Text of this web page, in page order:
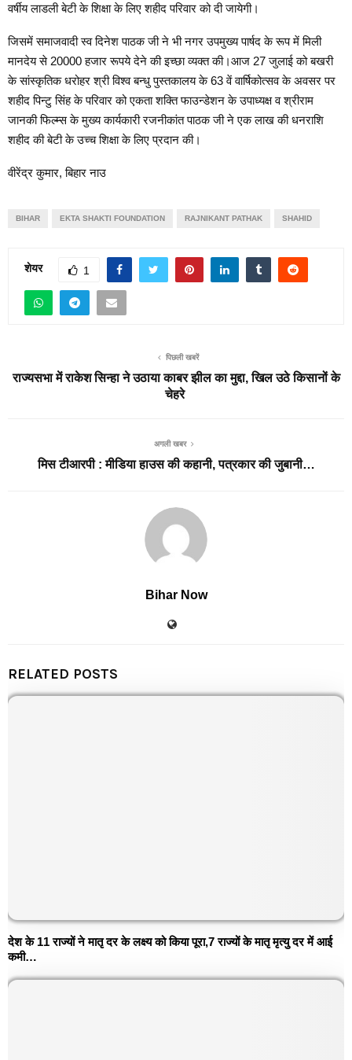
वर्षीय लाडली बेटी के शिक्षा के लिए शहीद परिवार को दी जायेगी।
जिसमें समाजवादी स्व दिनेश पाठक जी ने भी नगर उपमुख्य पार्षद के रूप में मिली
मानदेय से 20000 हजार रूपये देने की इच्छा व्यक्त की।आज 27 जुलाई को बखरी
के सांस्कृतिक धरोहर श्री विश्व बन्धु पुस्तकालय के 63 वें वार्षिकोत्सव के अवसर पर
शहीद पिन्टु सिंह के परिवार को एकता शक्ति फाउन्डेशन के उपाध्यक्ष व श्रीराम
जानकी फिल्म्स के मुख्य कार्यकारी रजनीकांत पाठक जी ने एक लाख की धनराशि
शहीद की बेटी के उच्च शिक्षा के लिए प्रदान की।
वीरेंद्र कुमार, बिहार नाउ
BIHAR EKTA SHAKTI FOUNDATION RAJNIKANT PATHAK SHAHID
शेयर 1
पिछली खबरें
राज्यसभा में राकेश सिन्हा ने उठाया काबर झील का मुद्दा, खिल उठे किसानों के
चेहरे
अगली खबर
मिस टीआरपी : मीडिया हाउस की कहानी, पत्रकार की जुबानी…
Bihar Now
RELATED POSTS
देश के 11 राज्यों ने मातृ दर के लक्ष्य को किया पूरा,7 राज्यों के मातृ मृत्यु दर में आई
कमी…